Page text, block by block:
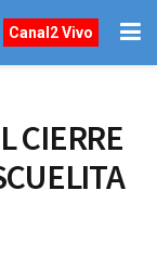
Canal2 Vivo
CIERRE